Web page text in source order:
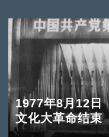
1977年8月12日
文化大革命结束